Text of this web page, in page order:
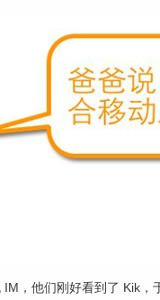
，他们刚好看到了 Kik，